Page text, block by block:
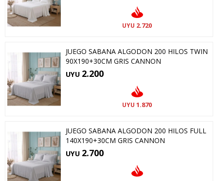
UYU 2.720
JUEGO SABANA ALGODON 200 HILOS TWIN
90X190+30CM GRIS CANNON
UYU 2.200
UYU 1.870
JUEGO SABANA ALGODON 200 HILOS FULL
140X190+30CM GRIS CANNON
UYU 2.700